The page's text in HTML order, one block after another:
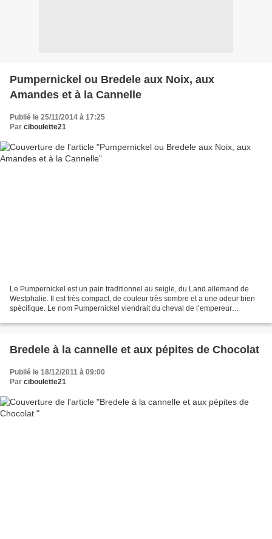
Pumpernickel ou Bredele aux Noix, aux
Amandes et à la Cannelle
Publié le 25/11/2014 à 17:25
Par ciboulette21
Le Pumpernickel est un pain traditionnel au seigle, du Land allemand de
Westphalie. Il est très compact, de couleur très sombre et a une odeur bien
spécifique. Le nom Pumpernickel viendrait du cheval de l’empereur
Bredele à la cannelle et aux pépites de Chocolat
Publié le 18/12/2011 à 09:00
Par ciboulette21